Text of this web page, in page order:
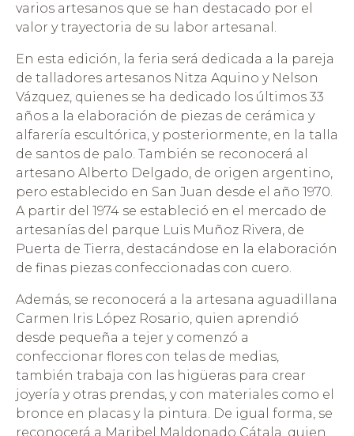
varios artesanos que se han destacado por el
valor y trayectoria de su labor artesanal.
En esta edición, la feria será dedicada a la pareja
de talladores artesanos Nitza Aquino y Nelson
Vázquez, quienes se ha dedicado los últimos 33
años a la elaboración de piezas de cerámica y
alfarería escultórica, y posteriormente, en la talla
de santos de palo. También se reconocerá al
artesano Alberto Delgado, de origen argentino,
pero establecido en San Juan desde el año 1970.
A partir del 1974 se estableció en el mercado de
artesanías del parque Luis Muñoz Rivera, de
Puerta de Tierra, destacándose en la elaboración
de finas piezas confeccionadas con cuero.
Además, se reconocerá a la artesana aguadillana
Carmen Iris López Rosario, quien aprendió
desde pequeña a tejer y comenzó a
confeccionar flores con telas de medias,
también trabaja con las higüeras para crear
joyería y otras prendas, y con materiales como el
bronce en placas y la pintura. De igual forma, se
reconocerá a Maribel Maldonado Cátala, quien